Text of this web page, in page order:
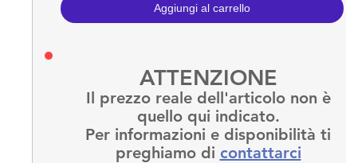
Aggiungi al carrello
ATTENZIONE
Il prezzo reale dell'articolo non è
quello qui indicato.
Per informazioni e disponibilità ti
preghiamo di contattarci